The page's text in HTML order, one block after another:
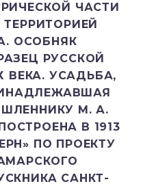
ЧАСТИ
ОСОБНЯК
РУССКОЙ
ВЕКА. УСАДЬБА,
М. А.
В 1913
ПО ПРОЕКТУ
САНКТ-